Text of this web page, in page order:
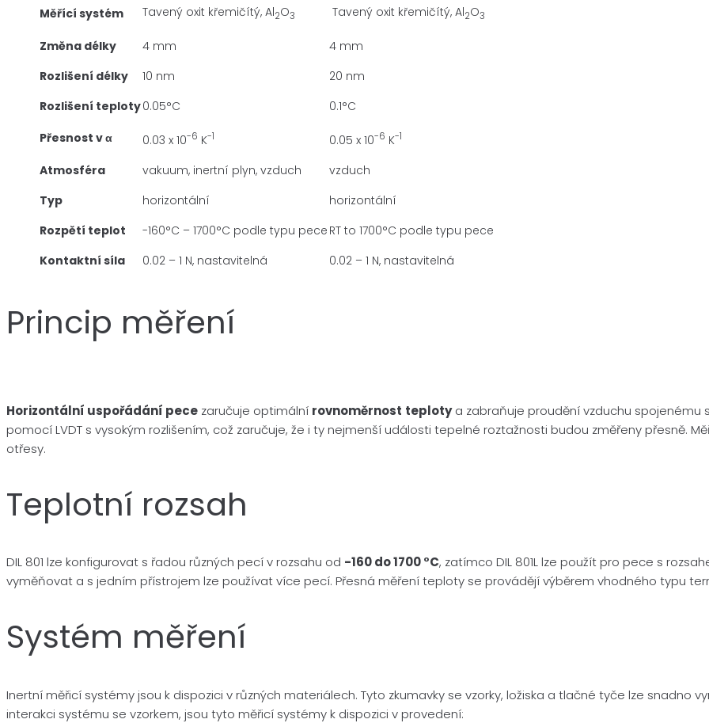
Měřící systém
Tavený oxit křemičítý, Al2O3 Tavený oxit křemičítý, Al2O3
Změna délky 4 mm
4 mm
Rozlišení délky
10 nm
20 nm
Rozlišení teploty0.05°C
0.1°C
Přesnost v α
0.03 x 10-6 K-1 0.05 x 10-6 K-1
Atmosféra vakuum, inertní plyn, vzduch
vzduch
Typ
horizontální
horizontální
Rozpětí teplot
-160°C – 1700°C podle typu pece RT to 1700°C podle typu pece
Kontaktní síla
0.02 – 1 N, nastavitelná 0.02 – 1 N, nastavitelná
Princip měření
Horizontální uspořádání pece zaručuje optimální rovnoměrnost teplotya zabraňuje proudění vzduchu spojenému
pomocí LVDT s vysokým rozlišením, což zaručuje, že i ty nejmenší události tepelné roztažnosti budou změřeny přesně.
otřesy.
Teplotní rozsah
DIL 801 lze konfigurovat s řadou různých pecí v rozsahu od -160 do 1700 °C, zatímco DIL 801L lze použít pro pece s
vyměňovat a s jedním přístrojem lze používat více pecí. Přesná měření teploty se provádějí výběrem vhodného typu
Systém měření
Inertní měřicí systémy jsou k dispozici v různých materiálech. Tyto zkumavky se vzorky, ložiska a tlačné tyče lze snadno
interakci systému se vzorkem, jsou tyto měřicí systémy k dispozici v provedení: